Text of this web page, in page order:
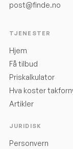
post@finde.no
TJENESTER
Hjem
Få tilbud
Priskalkulator
Hva koster
Artikler
JURIDISK
Personvern